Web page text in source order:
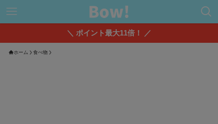
＼ ポイント最大11倍！ ／
ホーム 食べ物